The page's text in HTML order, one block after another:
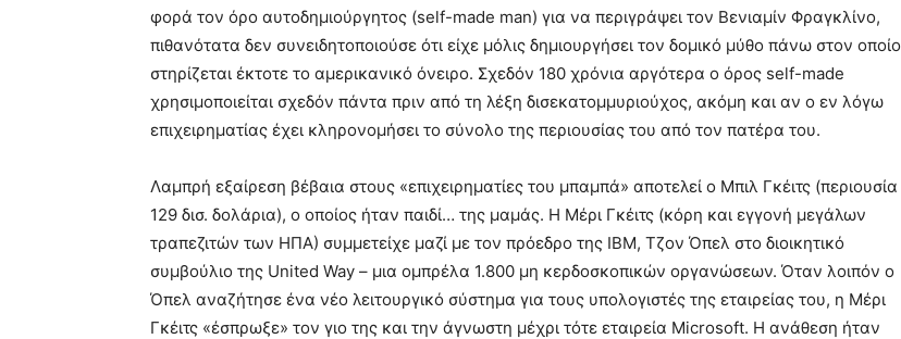
teaches
the
meaning
of
pain.
porn
φορά τον όρο αυτοδημιούργητος (self-made man) για να περιγράψει τον Βενιαμίν Φραγκλίνο,
πιθανότατα δεν συνειδητοποιούσε ότι είχε μόλις δημιουργήσει τον δομικό μύθο πάνω στον οποίο
στηρίζεται έκτοτε το αμερικανικό όνειρο. Σχεδόν 180 χρόνια αργότερα ο όρος self-made
χρησιμοποιείται σχεδόν πάντα πριν από τη λέξη δισεκατομμυριούχος, ακόμη και αν ο εν λόγω
επιχειρηματίας έχει κληρονομήσει το σύνολο της περιουσίας του από τον πατέρα του.
Λαμπρή εξαίρεση βέβαια στους «επιχειρηματίες του μπαμπά» αποτελεί ο Μπιλ Γκέιτς (περιουσία
129 δισ. δολάρια), ο οποίος ήταν παιδί… της μαμάς. Η Μέρι Γκέιτς (κόρη και εγγονή μεγάλων
τραπεζιτών των ΗΠΑ) συμμετείχε μαζί με τον πρόεδρο της IBM, Τζον Όπελ στο διοικητικό
συμβούλιο της United Way – μια ομπρέλα 1.800 μη κερδοσκοπικών οργανώσεων. Όταν λοιπόν ο
Όπελ αναζήτησε ένα νέο λειτουργικό σύστημα για τους υπολογιστές της εταιρείας του, η Μέρι
Γκέιτς «έσπρωξε» τον γιο της και την άγνωστη μέχρι τότε εταιρεία Microsoft. Η ανάθεση ήταν